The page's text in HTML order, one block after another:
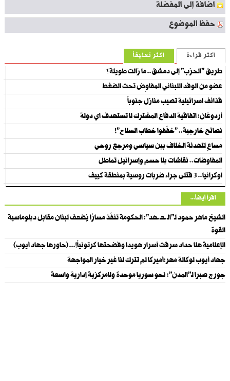
اضافة إلى المفضلة
حفظ الموضوع
أكثر قراءة أكثر تعليقاً
طريق "الحزب" إلى دمشق.. ما زالت طويلة؟
عضو من الوفد اللبناني المفاوِض تحت الضغط
قذائف اسرائيلية تصيب منازل جنوباً
أردوغان: اتفاقية الدفاع المشترك لا تستهدف اي دولة
نصائح خارجية.. "خفّفوا خطاب السلاح"!
مساعٍ لتهدئة الخلاف بين سياسي ومرجع روحي
المفاوضات.. نقاشات بلا حسم وإسرائيل تماطل
أوكرانيا.. 3 قتلى جراء ضربات روسية بمنطقة كييف
اقرأ أيضاً...
الشيخ ماهر حمود لـ"الـ.ـعـ.ـهد": الحكومة تنفّذ مسارًا يُضعف لبنان مقابل دبلوماسية
القوة
الإعلامية هلا حداد سرقت أسرار هويدا وفضحتها كرتونياً!... (حاورها جهاد أيوب)
جهاد أيوب لوكالة مهر:أميركا لم تترك لنا غير خيار المواجهة
جورج صبرا لـ"المدن": نحو سوريا موحدة ولامركزية إدارية واسعة